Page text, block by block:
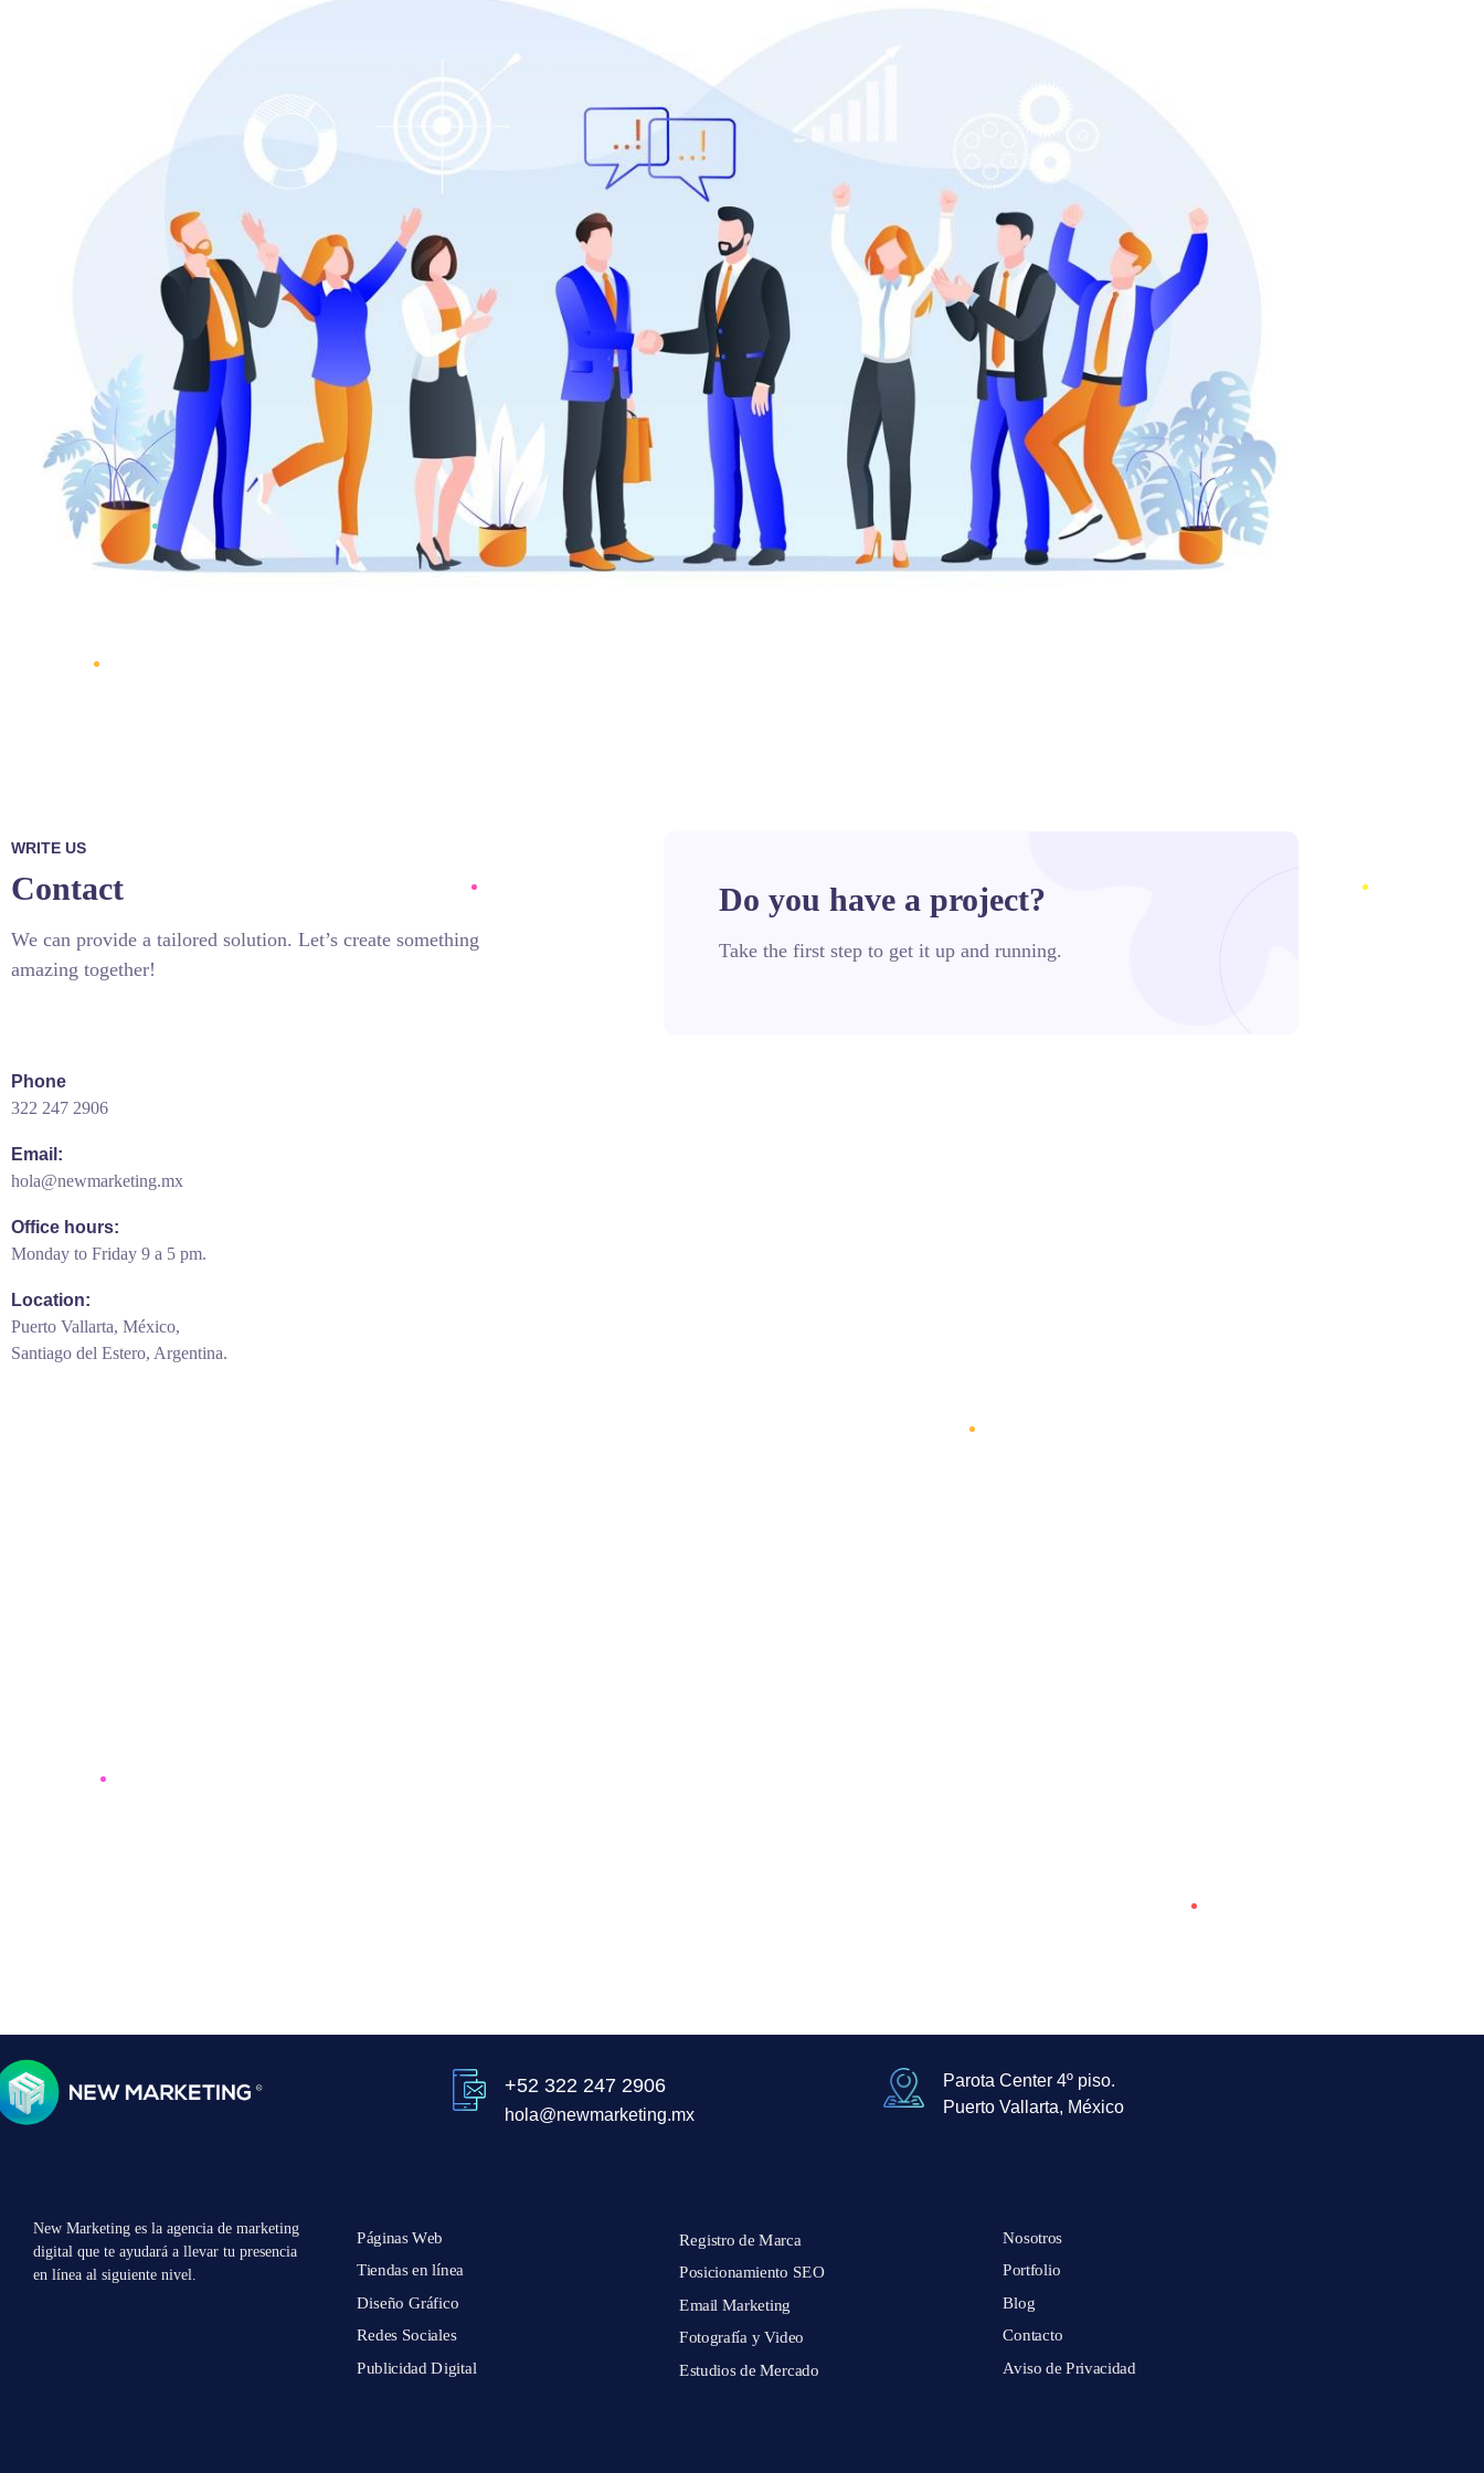
WRITE US
Contact
We can provide a tailored solution. Let’s create something
amazing together!
Phone
322 247 2906
Email:
hola@newmarketing.mx
Office hours:
Monday to Friday 9 a 5 pm.
Location:
Puerto Vallarta, México,
Santiago del Estero, Argentina.
Do you have a project?
Take the first step to get it up and running.
+52 322 247 2906
hola@newmarketing.mx
Parota Center 4º piso.
Puerto Vallarta, México
New Marketing es la agencia de marketing
digital que te ayudará a llevar tu presencia
en línea al siguiente nivel.
Páginas Web
Tiendas en línea
Diseño Gráfico
Redes Sociales
Publicidad Digital
Registro de Marca
Posicionamiento SEO
Email Marketing
Fotografía y Video
Estudios de Mercado
Nosotros
Portfolio
Blog
Contacto
Aviso de Privacidad